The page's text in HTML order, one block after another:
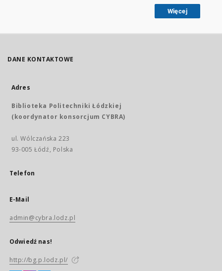
Więcej
DANE KONTAKTOWE
Adres
Biblioteka Politechniki Łódzkiej
(koordynator konsorcjum CYBRA)
ul. Wólczańska 223
93-005 Łódź, Polska
Telefon
E-Mail
admin@cybra.lodz.pl
Odwiedź nas!
http://bg.p.lodz.pl/